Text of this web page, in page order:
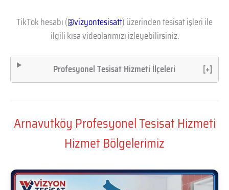
TikTok hesabı (@vizyontesisatt) üzerinden tesisat işleri ile
ilgili kısa videolarımızı izleyebilirsiniz.
Profesyonel Tesisat Hizmeti İlçeleri [+]
Arnavutköy Profesyonel Tesisat Hizmeti
Hizmet Bölgelerimiz